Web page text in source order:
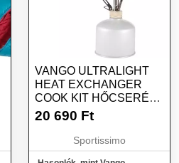
VANGO ULTRALIGHT
HEAT EXCHANGER
COOK KIT HŐCSERÉLŐ
FŐZŐKÉSZLET,
MÉRET
20 690 Ft
Sportissimo